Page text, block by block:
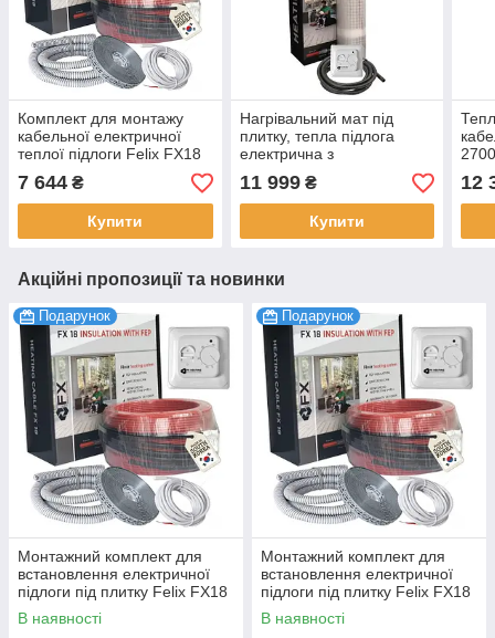
Комплект для монтажу
кабельної електричної
теплої підлоги Felix FX18
Premium 1620 Вт 9.0-11.0
м2, 90 м
7 644 ₴
Купити
Нагрівальний мат під
плитку, тепла підлога
електрична з
терморегулятором Felix
FX 10.0 м2 (20 мп) 1500
Вт
11 999₴
Купити
і
12
Акційні пропозиції та новинки
Подарунок
Монтажний комплект для
встановлення електричної
підлоги під плитку Felix FX18
Premium 180 Вт 1.0-1.2 м2,
10 м
В наявності
Подарунок
Монтажний комплект для
встановлення електричної
підлоги під плитку Felix FX18
Premium 225 Вт 1.2-1.5 м2,
12.5 м
В наявності